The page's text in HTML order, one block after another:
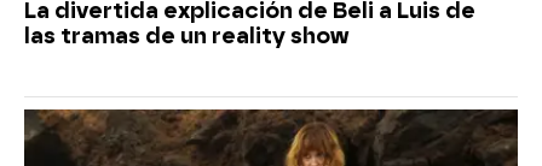
La divertida explicación de Beli a Luis de
las tramas de un reality show